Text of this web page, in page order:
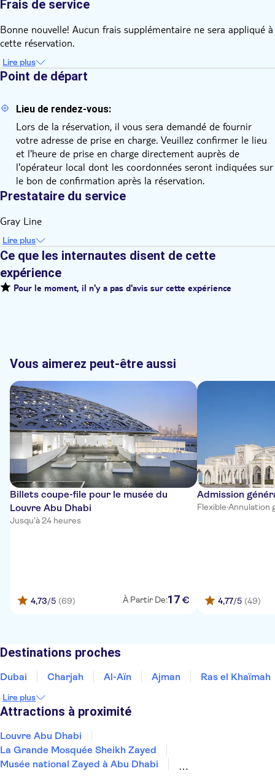
Frais de service
Bonne nouvelle! Aucun frais supplémentaire ne sera appliqué à
cette réservation.
Lire plus
Point de départ
Lieu de rendez-vous:
Lors de la réservation, il vous sera demandé de fournir
votre adresse de prise en charge. Veuillez confirmer le lieu
et l'heure de prise en charge directement auprès de
l'opérateur local dont les coordonnées seront indiquées sur
le bon de confirmation après la réservation.
Prestataire du service
Gray Line
Lire plus
Ce que les internautes disent de cette
expérience
Pour le moment, il n'y a pas d'avis sur cette expérience
Vous aimerez peut-être aussi
Billets coupe-file pour le musée du
Louvre Abu Dhabi
Jusqu'à 24 heures
4,73/5 (69) À Partir De:17 €
Admission
Flexible·Annulation
4,77/5 (49)
Destinations proches
Dubai Charjah Al-Aïn Ajman Ras el Khaïmah
Lire plus
Attractions à proximité
Louvre Abu Dhabi
La Grande Mosquée Sheikh Zayed
Musée national Zayed à Abu Dhabi